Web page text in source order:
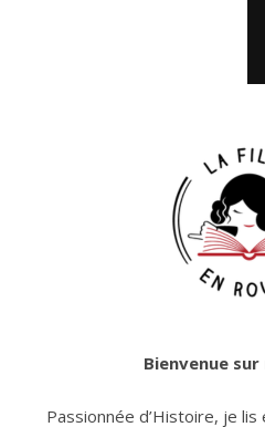
Bienvenue
Passionnée d’Histoire, je